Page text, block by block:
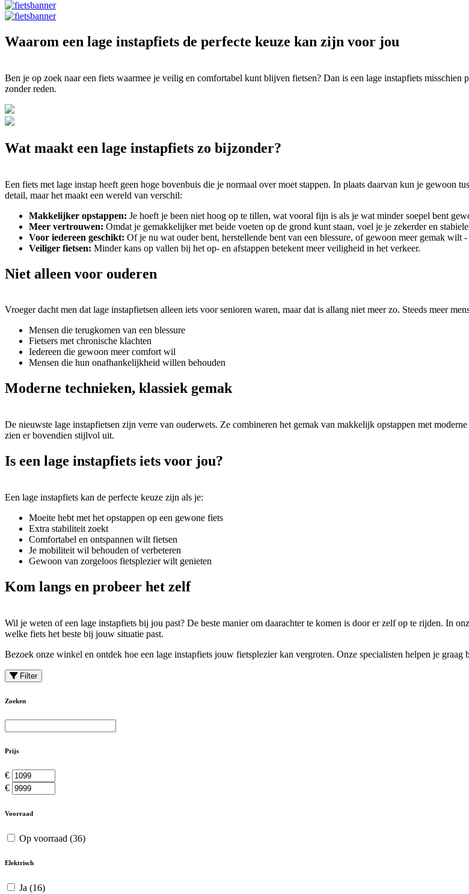
Waarom een lage instapfiets de perfecte keuze kan zijn voor jou
Ben je op zoek naar een fiets waarmee je veilig en comfortabel kunt blijven fietsen? Dan is een lage instapfiets
zonder reden.
Wat maakt een lage instapfiets zo bijzonder?
Een fiets met lage instap heeft geen hoge bovenbuis die je normaal over moet stappen. In plaats daarvan kun je gewoon
detail, maar het maakt een wereld van verschil:
Makkelijker opstappen: Je hoeft je been niet hoog op te tillen, wat vooral fijn is als je wat minder soepel bent
Meer vertrouwen: Omdat je gemakkelijker met beide voeten op de grond kunt staan, voel je je zekerder en
Voor iedereen geschikt: Of je nu wat ouder bent, herstellende bent van een blessure, of gewoon meer gemak wilt
Veiliger fietsen: Minder kans op vallen bij het op- en afstappen betekent meer veiligheid in het verkeer.
Niet alleen voor ouderen
Vroeger dacht men dat lage instapfietsen alleen iets voor senioren waren, maar dat is allang niet meer zo. Steeds meer
Mensen die terugkomen van een blessure
Fietsers met chronische klachten
Iedereen die gewoon meer comfort wil
Mensen die hun onafhankelijkheid willen behouden
Moderne technieken, klassiek gemak
De nieuwste lage instapfietsen zijn verre van ouderwets. Ze combineren het gemak van makkelijk opstappen met
zien er bovendien stijlvol uit.
Is een lage instapfiets iets voor jou?
Een lage instapfiets kan de perfecte keuze zijn als je:
Moeite hebt met het opstappen op een gewone fiets
Extra stabiliteit zoekt
Comfortabel en ontspannen wilt fietsen
Je mobiliteit wil behouden of verbeteren
Gewoon van zorgeloos fietsplezier wilt genieten
Kom langs en probeer het zelf
Wil je weten of een lage instapfiets bij jou past? De beste manier om daarachter te komen is door er zelf op te rijden. In
welke fiets het beste bij jouw situatie past.
Bezoek onze winkel en ontdek hoe een lage instapfiets jouw fietsplezier kan vergroten. Onze specialisten helpen je
Filter
Zoeken
Prijs
€
€
Voorraad
Op voorraad (36)
Elektrisch
Ja (16)